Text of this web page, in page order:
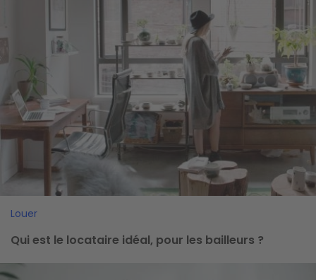
Louer
Qui est le locataire idéal, pour les bailleurs ?
Image